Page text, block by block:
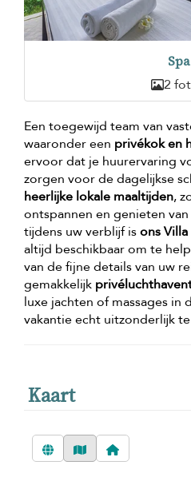
Spa
2
Een toegewijd team van
waaronder een privékok en
ervoor dat je huurervaring
zorgen voor de dagelijkse
heerlijke lokale maaltijden,
ontspannen en genieten
tijdens uw verblijf isons
altijd beschikbaar om te
van de fijne details van uw
gemakkelijk
luxe jachten of massages in
vakantie echt uitzonderlijk
Kaart